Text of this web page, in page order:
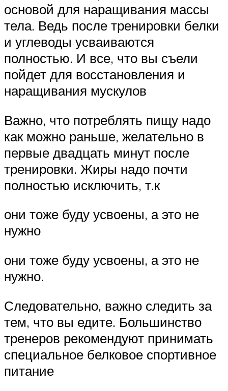
основой для наращивания массы
тела. Ведь после тренировки белки
и углеводы усваиваются
полностью. И все, что вы съели
пойдет для восстановления и
наращивания мускулов
Важно, что потреблять пищу надо
как можно раньше, желательно в
первые двадцать минут после
тренировки. Жиры надо почти
полностью исключить, т.к
они тоже буду усвоены, а это не
нужно
они тоже буду усвоены, а это не
нужно.
Следовательно, важно следить за
тем, что вы едите. Большинство
тренеров рекомендуют принимать
специальное белковое спортивное
питание